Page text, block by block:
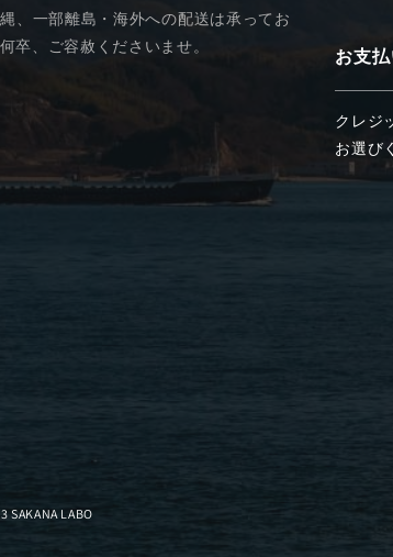
、一部離島・海外への配送は承ってお
卒、ご容赦くださいませ。
お支
クレジ
お選び
LABO